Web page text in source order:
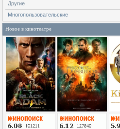
Другие
Многопользовательские
Новое в кинотеатре